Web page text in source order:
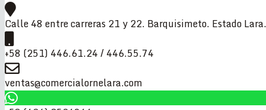
Calle 48 entre carreras 21 y 22. Barquisimeto. Estado
+58 (251) 446.61.24 / 446.55.74
ventas@comercialornelara.com